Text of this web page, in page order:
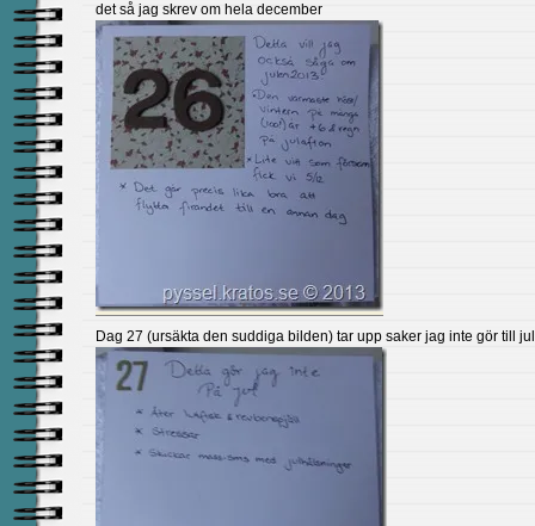
det så jag skrev om hela december
Dag 27 (ursäkta den suddiga bilden) tar upp saker jag inte gör till jul